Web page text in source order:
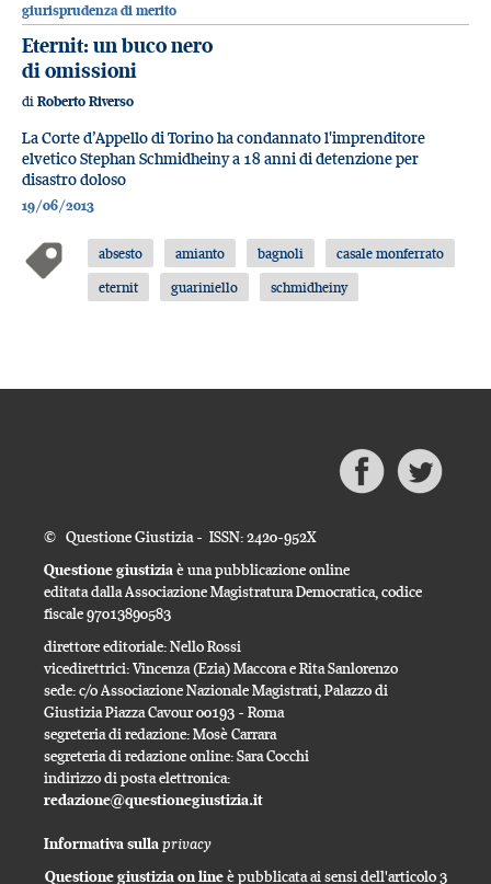
giurisprudenza di merito
Eternit: un buco nero
di omissioni
di Roberto Riverso
La Corte d’Appello di Torino ha condannato l'imprenditore
elvetico Stephan Schmidheiny a 18 anni di detenzione per
disastro doloso
19/06/2013
absesto amianto bagnoli
casale monferrato
eternit
guariniello schmidheiny
© Questione Giustizia - ISSN: 2420-952X
Questione giustiziaè una pubblicazione online
editata dalla Associazione Magistratura Democratica, codice
fiscale 97013890583
direttore editoriale: Nello Rossi
vicedirettrici: Vincenza (Ezia) Maccora e Rita Sanlorenzo
sede: c/o Associazione Nazionale Magistrati, Palazzo di
Giustizia Piazza Cavour 00193 - Roma
segreteria di redazione: Mosè Carrara
segreteria di redazione online: Sara Cocchi
indirizzo di posta elettronica:
redazione@questionegiustizia.it
Informativa sullaprivacy
Questione giustizia on lineè pubblicata ai sensi dell'articolo 3